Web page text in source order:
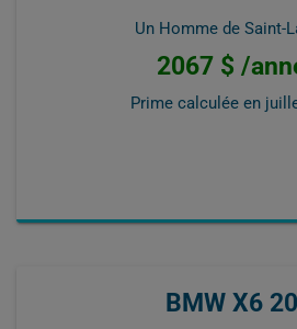
Un Homme de Saint-
2067 $ /
Prime calculée en
BMW X6